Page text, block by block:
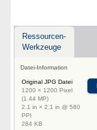
Ressourcen-
Werkzeuge
Datei-Information
Original JPG Datei
1200 × 1200 Pixel
(1.44 MP)
2.1 in × 2.1 in @ 580
PPI
284 KB